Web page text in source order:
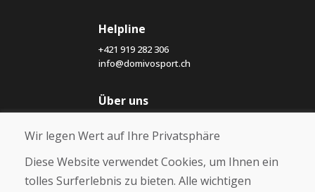
Helpline
+421 919 282 306
info@domivosport.ch
Über uns
Über uns
Kontakt
Wir legen Wert auf Ihre Privatsphäre
Diese Website verwendet Cookies, um Ihnen ein
tolles Surferlebnis zu bieten. Alle wichtigen